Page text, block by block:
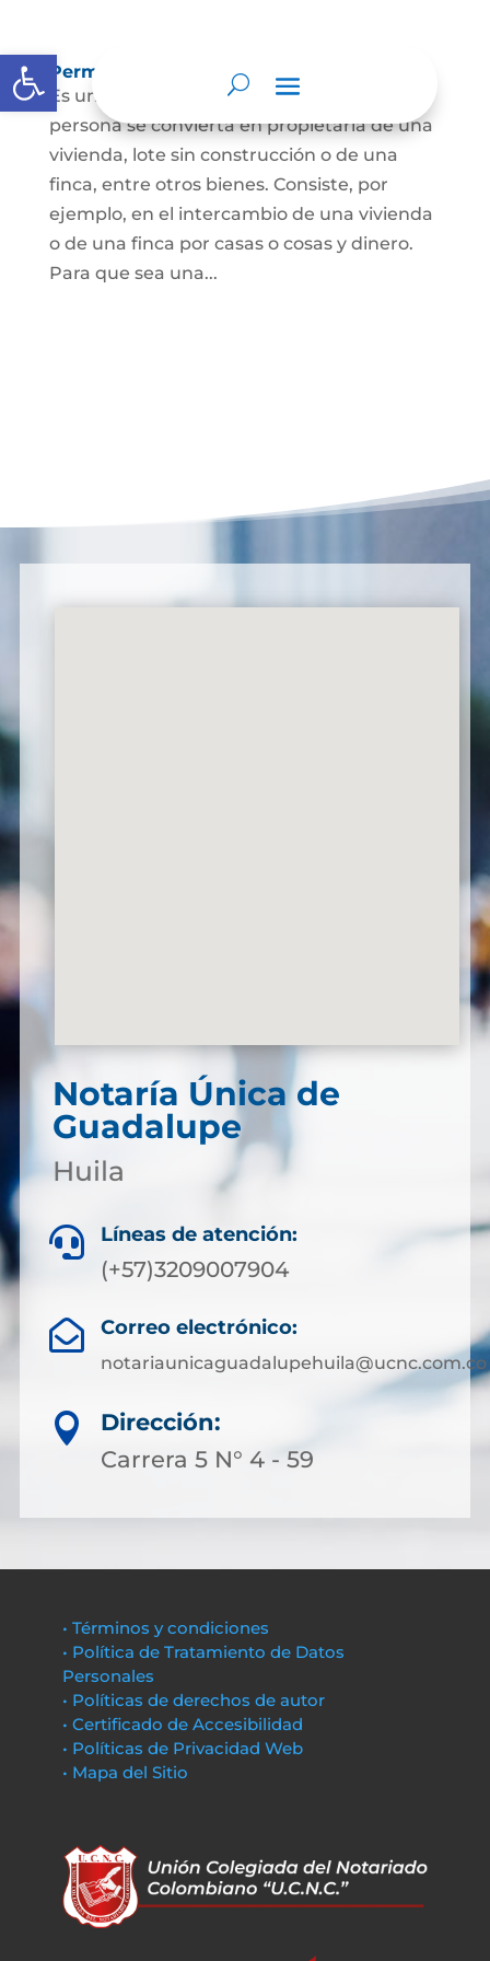
Abrir barra de herramientas
Permuta de Inmuebles
Es uno de los contratos para que una
persona se convierta en propietaria de una
vivienda, lote sin construcción o de una
finca, entre otros bienes. Consiste, por
ejemplo, en el intercambio de una vivienda
o de una finca por casas o cosas y dinero.
Para que sea una...
Notaría Única de
Guadalupe
Huila
 Líneas de atención:
(+57)3209007904
 Correo electrónico:
notariaunicaguadalupehuila@ucnc.com.co

Dirección:
Carrera 5 N° 4 - 59
• Términos y condiciones
• Política de Tratamiento de Datos
Personales
• Políticas de derechos de autor
• Certificado de Accesibilidad
• Políticas de Privacidad Web
• Mapa del Sitio